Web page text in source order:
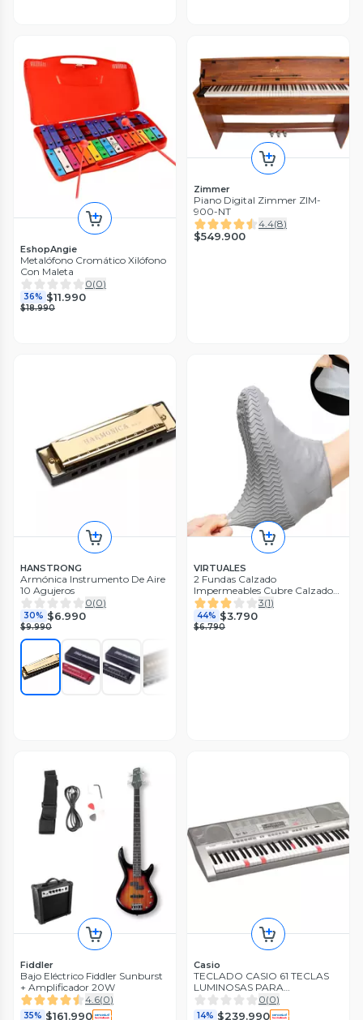
EshopAngie
Metalófono Cromático Xilófono
Con Maleta
0(0)
36% $11.990
$18.990
Zimmer
Piano Digital Zimmer ZIM-
900-NT
4.4(8)
$549.900
HANSTRONG
Armónica Instrumento De Aire
10 Agujeros
0(0)
30% $6.990
$9.990
VIRTUALES
2 Fundas Calzado
Impermeables Cubre Calzado
Aisla
3(1)
44% $3.790
$6.790
Fiddler
Bajo Eléctrico Fiddler Sunburst
+ Amplificador 20W
4.6(0)
35% $161.990
Casio
TECLADO CASIO 61 TECLAS
LUMINOSAS PARA
APRENDIZAJE LK-270
0(0)
14% $239.990